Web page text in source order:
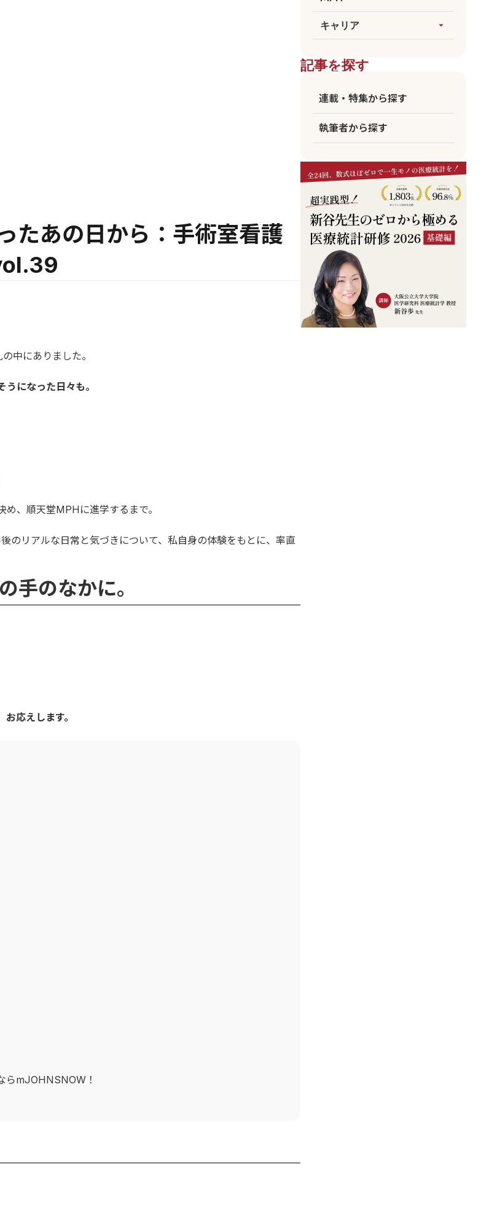
たあの日から：手術室看護
中にありました。
になった日々も。
、順天堂MPHに進学するまで。
のリアルな日常と気づきについて、私自身の体験をもとに、率直
のなかに。
応えします。
らmJOHNSNOW！
論文執筆
医療統計
臨床
ビジネス
すべてを見る
国公立MPH
京大MPH
キャリア arrow_drop_up
医師
看護師
リハビリ
アカデミア
企業職員
記事を探す
連載・特集から探す
執筆者から探す